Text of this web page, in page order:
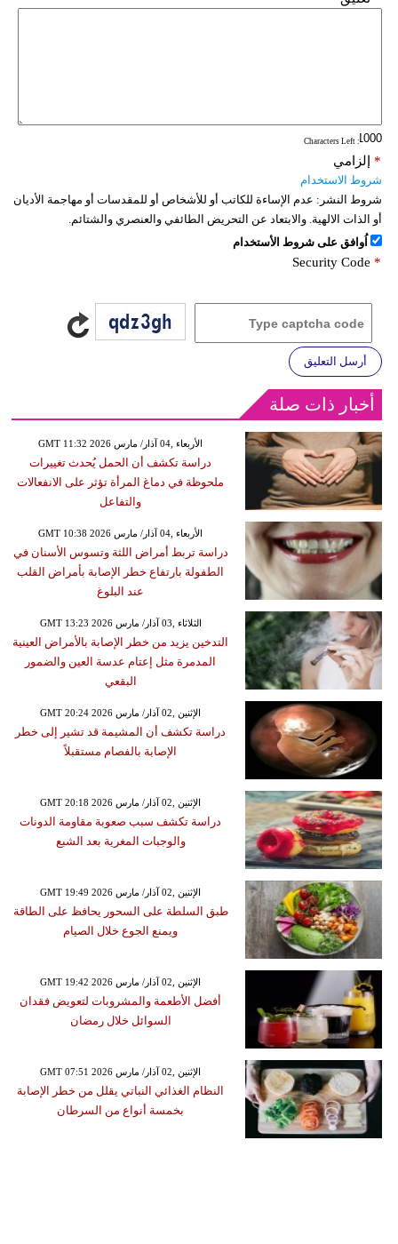
: Characters Left
إلزامي *
شروط الاستخدام
شروط النشر: عدم الإساءة للكاتب أو للأشخاص أو للمقدسات أو مهاجمة الأديان
أو الذات الالهية. والابتعاد عن التحريض الطائفي والعنصري والشتائم.
اُوافق على شروط الأستخدام
Security Code *
أرسل التعليق
أخبار ذات صلة
GMT 11:32 2026 الأربعاء ,04 آذار/ مارس
دراسة تكشف أن الحمل يُحدث تغييرات
ملحوظة في دماغ المرأة تؤثر على الانفعالات
والتفاعل
GMT 10:38 2026 الأربعاء ,04 آذار/ مارس
دراسة تربط أمراض اللثة وتسوس الأسنان في
الطفولة بارتفاع خطر الإصابة بأمراض القلب
عند البلوغ
GMT 13:23 2026 الثلاثاء ,03 آذار/ مارس
التدخين يزيد من خطر الإصابة بالأمراض العينية
المدمرة مثل إعتام عدسة العين والضمور
البقعي
GMT 20:24 2026 الإثنين ,02 آذار/ مارس
دراسة تكشف أن المشيمة قد تشير إلى خطر
الإصابة بالفصام مستقبلاً
GMT 20:18 2026 الإثنين ,02 آذار/ مارس
دراسة تكشف سبب صعوبة مقاومة الدونات
والوجبات المغرية بعد الشبع
GMT 19:49 2026 الإثنين ,02 آذار/ مارس
طبق السلطة على السحور يحافظ على الطاقة
ويمنع الجوع خلال الصيام
GMT 19:42 2026 الإثنين ,02 آذار/ مارس
أفضل الأطعمة والمشروبات لتعويض فقدان
السوائل خلال رمضان
GMT 07:51 2026 الإثنين ,02 آذار/ مارس
النظام الغذائي النباتي يقلل من خطر الإصابة
بخمسة أنواع من السرطان